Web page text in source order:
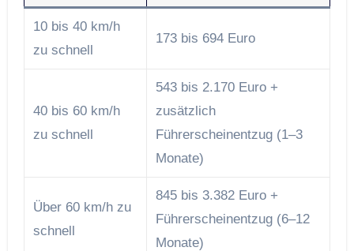
10 bis 40 km/h
zu schnell
173 bis 694 Euro
40 bis 60 km/h
zu schnell
543 bis 2.170 Euro +
zusätzlich
Führerscheinentzug (1–3
Monate)
Über 60 km/h zu
schnell
845 bis 3.382 Euro +
Führerscheinentzug (6–12
Monate)